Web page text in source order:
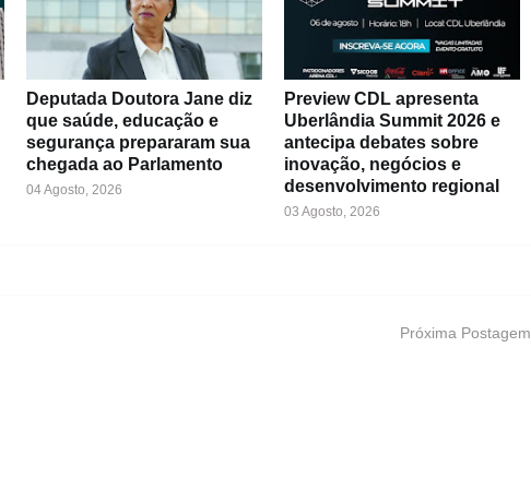
Deputada Doutora Jane diz
que saúde, educação e
segurança prepararam sua
chegada ao Parlamento
04 Agosto, 2026
Preview CDL apresenta
Uberlândia Summit 2026 e
antecipa debates sobre
inovação, negócios e
desenvolvimento regional
03 Agosto, 2026
Próxima Postagem